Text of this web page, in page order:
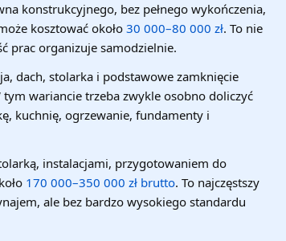
konstrukcyjnego, bez pełnego wykończenia,
kosztować około30 000–80 000 zł. To nie
prac organizuje samodzielnie.
dach, stolarka i podstawowe zamknięcie
tym wariancie trzeba zwykle osobno doliczyć
kuchnię, ogrzewanie, fundamenty i
instalacjami, przygotowaniem do
170 000–350 000 zł brutto. To najczęstszy
ale bez bardzo wysokiego standardu